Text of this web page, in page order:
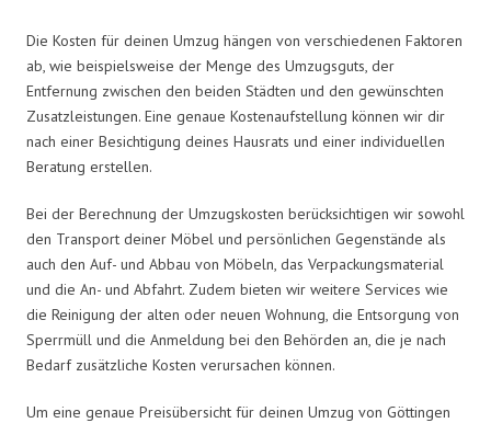
Die Kosten für deinen Umzug hängen von verschiedenen Faktoren
ab, wie beispielsweise der Menge des Umzugsguts, der
Entfernung zwischen den beiden Städten und den gewünschten
Zusatzleistungen. Eine genaue Kostenaufstellung können wir dir
nach einer Besichtigung deines Hausrats und einer individuellen
Beratung erstellen.
Bei der Berechnung der Umzugskosten berücksichtigen wir sowohl
den Transport deiner Möbel und persönlichen Gegenstände als
auch den Auf- und Abbau von Möbeln, das Verpackungsmaterial
und die An- und Abfahrt. Zudem bieten wir weitere Services wie
die Reinigung der alten oder neuen Wohnung, die Entsorgung von
Sperrmüll und die Anmeldung bei den Behörden an, die je nach
Bedarf zusätzliche Kosten verursachen können.
Um eine genaue Preisübersicht für deinen Umzug von Göttingen